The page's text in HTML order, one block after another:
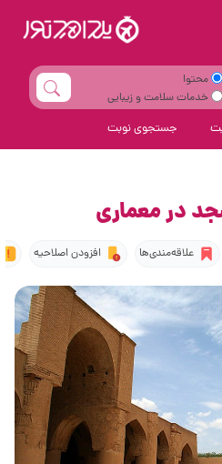
محتوا
خدمات سلامت و زیبایی
جستجوی نوبت
در معماری
علاقه‌مندی‌ها افزودن اصلاحیه